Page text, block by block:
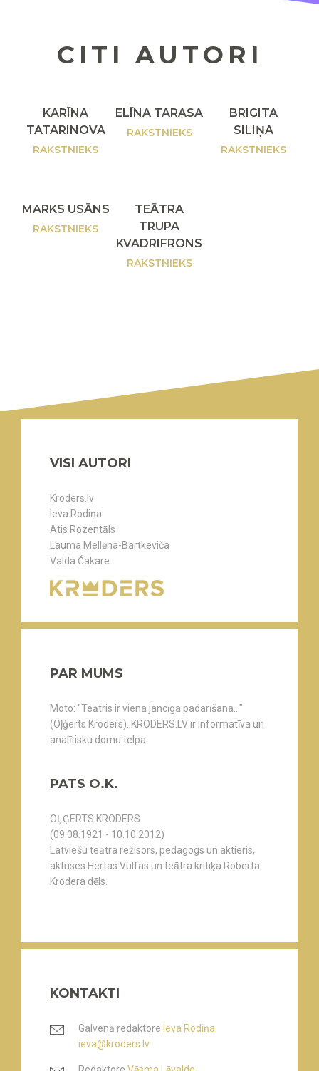
CITI AUTORI
KARĪNA
TATARINOVA
RAKSTNIEKS
ELĪNA TARASA
RAKSTNIEKS
BRIGITA
SILIŅA
RAKSTNIEKS
MARKS USĀNS
RAKSTNIEKS
TEĀTRA
TRUPA
KVADRIFRONS
RAKSTNIEKS
VISI AUTORI
Kroders.lv
Ieva Rodiņa
Atis Rozentāls
Lauma Mellēna-Bartkeviča
Valda Čakare
PAR MUMS
Moto: "Teātris ir viena jancīga padarīšana..."
(Oļģerts Kroders). KRODERS.LV ir informatīva un
analītisku domu telpa.
PATS O.K.
OĻĢERTS KRODERS
(09.08.1921 - 10.10.2012)
Latviešu teātra režisors, pedagogs un aktieris,
aktrises Hertas Vulfas un teātra kritiķa Roberta
Krodera dēls.
KONTAKTI
Galvenā redaktore Ieva Rodiņa
ieva@kroders.lv